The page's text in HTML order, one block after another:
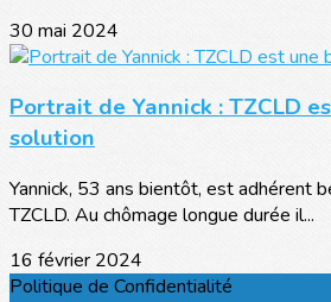
30 mai 2024
Portrait de Yannick : TZCLD
solution
Yannick, 53 ans bientôt, est adhérent
TZCLD. Au chômage longue durée il...
16 février 2024
Politique de Confidentialité